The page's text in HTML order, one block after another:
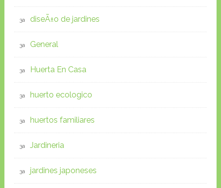
diseÃ±o de jardines
General
Huerta En Casa
huerto ecologico
huertos familiares
Jardineria
jardines japoneses